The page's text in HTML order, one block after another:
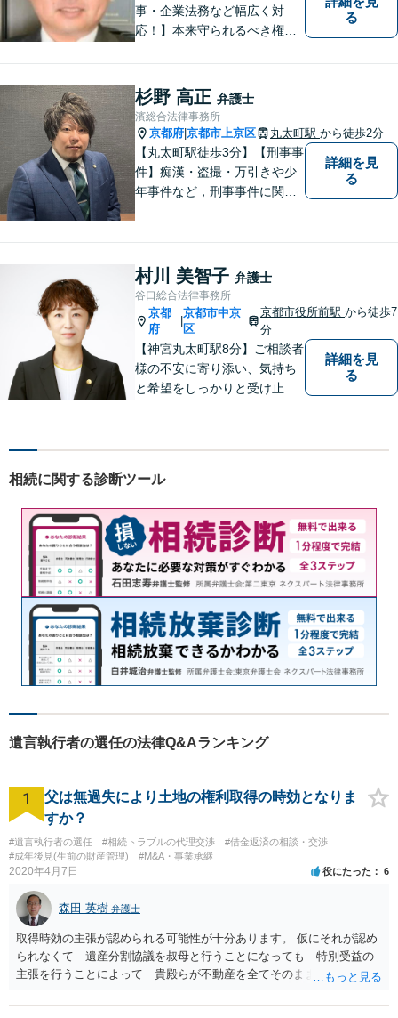
事・企業法務など幅広く対
応！】本来守られるべき権
う、これまでの経験を活かし
弁護してまいります。お一人
お一人の心情に寄り添いま
す。まずはご相談ください。
【完全個室】
る
杉野 高正 弁護士
濱総合法律事務所
京都府 京都市上京区 丸太町駅 から徒歩2分
【丸太町駅徒歩3分】【刑事事
件】痴漢・盗撮・万引きや少
年事件など，刑事事件に関す
ります。家族が逮捕されてし
まった場合もご相談くださ
い。初回接見サービスも行っ
ています。
詳細を見
る
村川 美智子 弁護士
谷口総合法律事務所
京都
府
京都市中京
区
京都市役所前駅から徒歩7
分
【神宮丸太町駅8分】ご相談者
様の不安に寄り添い、気持ち
と希望をしっかりと受け止め
う真摯にサポートします。ど
い。【完全個室で相談可】
【地域密着型の法律事務所】
詳細を見
る
相続に関する診断ツール
遺言執行者の選任の法律Q&Aランキング
1
父は無過失により土地の権利取得の時効となりま
すか？
#遺言執行者の選任 #相続トラブルの代理交渉
#借金返済の相談・交渉
#成年後見(生前の財産管理)
#M&A・事業承継
2020年4月7日 役にたった 6
森田 英樹 弁護士
取得時効の主張が認められる可能性が十分あります。 仮にそれが認め
られなくて 遺産分割協議を叔母と行うことになっても 特別受益の
主張を行うことによって 貴殿らが不動産を全てそのまま取得できる